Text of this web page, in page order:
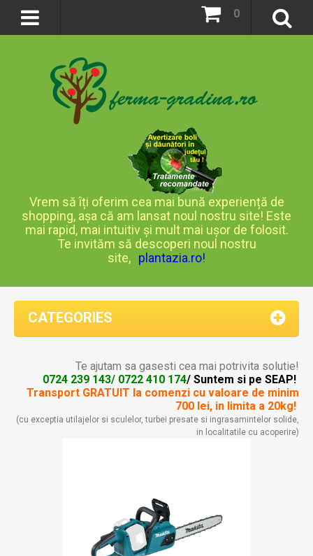
0
Vrem să îți oferim cea mai bună experiență de
shopping, așa că am lansat noul nostru site! Este
mai rapid, mai intuitiv și mult mai ușor de folosit.
Te invităm să descoperi noul nostru
site, plantazia.ro!
CATEGORIES
Te ajutam sa gasesti cea mai potrivita solutie!
0724 239 143/ 0722 410 174/ Suntem si pe SEAP!
Transport GRATUIT la comenzi cu valoare de minim
700 lei, in limita a 20kg!
(cu exceptia utilajelor si sculelor, turbei presate si ingrasamintelor solide,
in localitatile cu acoperire)